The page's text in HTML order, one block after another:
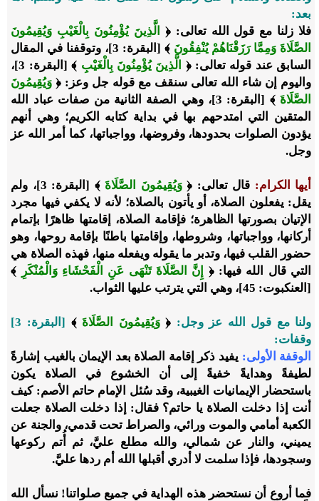
بعد:
فلا زلنا مع قول الله تعالى: ﴿
الَّذِينَ يُؤْمِنُونَ بِالْغَيْبِ وَيُقِيمُونَ
الصَّلَاةَ وَمِمَّا رَزَقْنَاهُمْ يُنْفِقُونَ
﴾ [البقرة: 3]، وتوقفنا في المقال
السابق عند قوله تعالى: ﴿ الَّذِينَ يُؤْمِنُونَ بِالْغَيْبِ
﴾ [البقرة: 3]،
واليوم إن شاء الله تعالى سنقف مع قوله جل وعز: ﴿ وَيُقِيمُونَ
الصَّلَاةَ
﴾ [البقرة: 3]، وهي الصفة الثانية من صفات عباد الله
المتقين التي امتدحهم بها في بداية كتابه الكريم؛ وهي أنهم
يؤدون الصلوات بحدودها، وفروضها، وواجباتها، كما أمر الله عز
وجل.
أيها الكرام: قال تعالى: ﴿وَيُقِيمُونَ الصَّلَاةَ
﴾ [البقرة: 3]، ولم
يقل: يفعلون الصلاة، أو يأتون بالصلاة؛ لأنه لا يكفي فيها مجرد
الإتيان بصورتها الظاهرة؛ فإقامة الصلاة، إقامتها ظاهرًا بإتمام
أركانها، وواجباتها، وشروطها، وإقامتها باطنًا بإقامة روحها، وهو
حضور القلب فيها، وتدبر ما يقوله ويفعله منها، فهذه الصلاة هي
التي قال الله فيها: ﴿ إِنَّ الصَّلَاةَ تَنْهَى عَنِ الْفَحْشَاءِ وَالْمُنْكَرِ
﴾
[العنكبوت: 45]، وهي التي يترتب عليها الثواب.
ولنا مع قول الله عز وجل: ﴿وَيُقِيمُونَ الصَّلَاةَ﴾
[البقرة: 3]
وقفات:
الوقفة الأولى: يفيد ذكر إقامة الصلاة بعد الإيمان بالغيب إشارةً
لطيفةً وهدايةً خفيةً إلى أن الخشوع في الصلاة يكون
باستحضار الإيمانيات الغيبية، وقد سُئل الإمام حاتم الأصم: كيف
أنت إذا دخلت الصلاة يا حاتم؟ فقال: إذا دخلت الصلاة جعلت
الكعبة أمامي والموت ورائي، والصراط تحت قدمي، والجنة عن
يميني، والنار عن شمالي، والله مطلع عليَّ، ثم أُتم ركوعها
وسجودها، فإذا سلمت لا أدري أقبلها الله أم ردها عليَّ.
فما أروع أن نستحضر هذه الهداية في جميع صلواتنا! نسأل الله